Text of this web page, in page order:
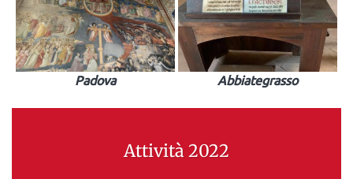
Padova Abbiategrasso
Attività 2022